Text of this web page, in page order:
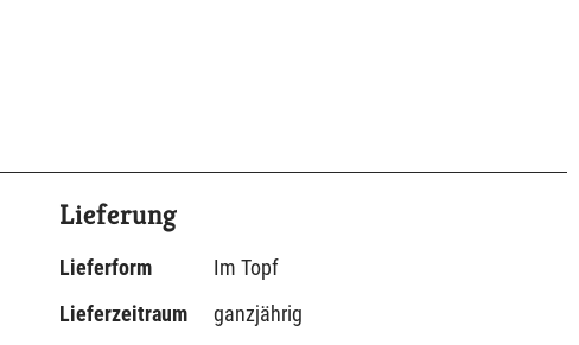
Lieferung
Lieferform
Im Topf
Lieferzeitraum
ganzjährig